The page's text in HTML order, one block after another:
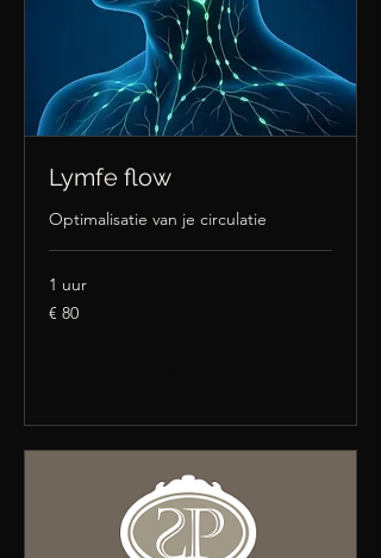
Lymfe flow
Optimalisatie van je circulatie
1 uur
80
euro
€ 80